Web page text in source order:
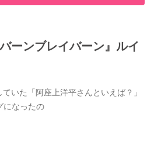
ーンブレイバーン』ルイ
いた「阿座上洋平さんといえば？」
になったの